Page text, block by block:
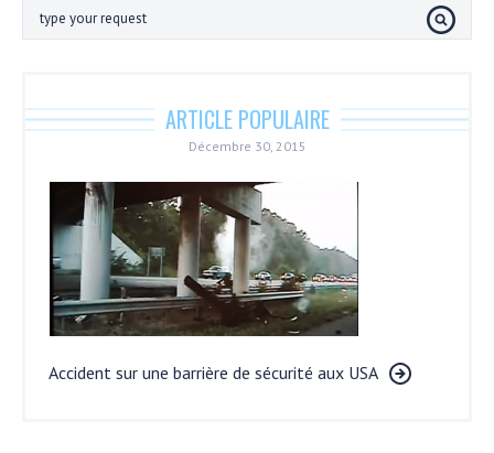
ARTICLE POPULAIRE
Décembre 30, 2015
Accident sur une barrière de sécurité aux USA